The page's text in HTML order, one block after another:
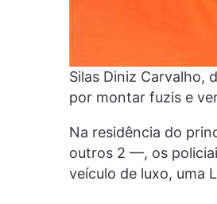
Silas Diniz Carvalho,
por montar fuzis e
Na residência do
outros 2 —, os
veículo de luxo, uma